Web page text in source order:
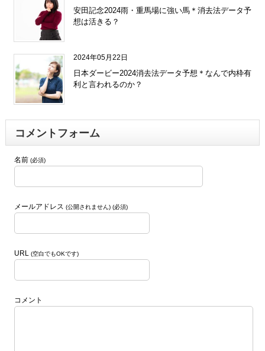
安田記念2024雨・重馬場に強い馬＊消去法データ予
想は活きる？
2024年05月22日
日本ダービー2024消去法データ予想＊なんで内枠有
利と言われるのか？
コメントフォーム
名前 (必須)
メールアドレス (公開されません) (必須)
URL (空白でもOKです)
コメント